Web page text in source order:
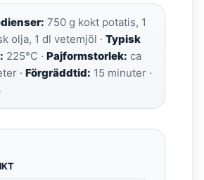
750 g kokt potatis, 1
olja, 1 dl vetemjöl · Typisk
225°C · Pajformstorlek: ca
· Förgräddtid: 15 minuter ·